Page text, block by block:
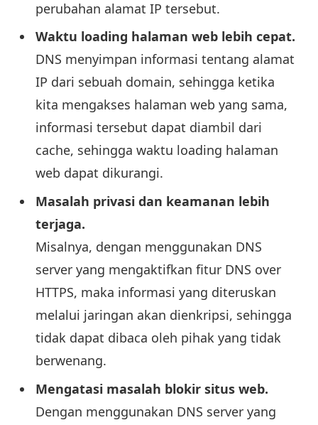
perubahan alamat IP tersebut.
Waktu loading halaman web lebih cepat.
DNS menyimpan informasi tentang alamat
IP dari sebuah domain, sehingga ketika
kita mengakses halaman web yang sama,
informasi tersebut dapat diambil dari
cache, sehingga waktu loading halaman
web dapat dikurangi.
Masalah privasi dan keamanan lebih
terjaga.
Misalnya, dengan menggunakan DNS
server yang mengaktifkan fitur DNS over
HTTPS, maka informasi yang diteruskan
melalui jaringan akan dienkripsi, sehingga
tidak dapat dibaca oleh pihak yang tidak
berwenang.
Mengatasi masalah blokir situs web.
Dengan menggunakan DNS server yang